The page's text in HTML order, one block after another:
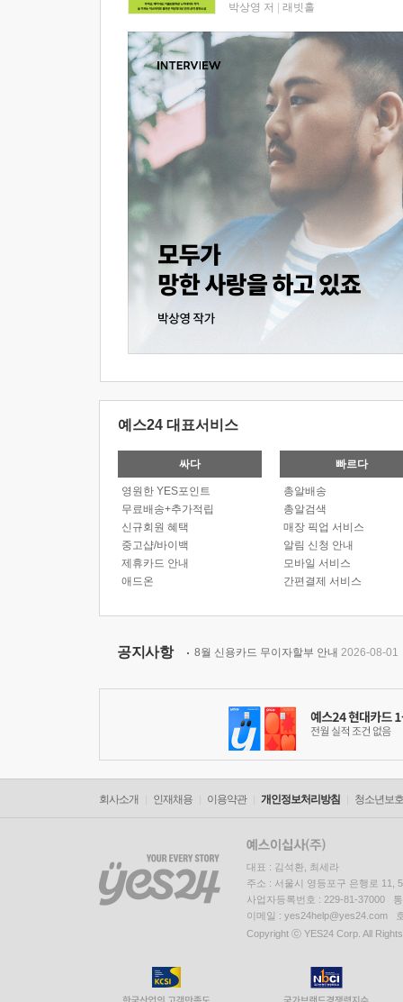
박상영 저 래빗홀
예스24 대표서비스
싸다
영원한 YES포인트
무료배송+추가적립
신규회원 혜택
중고샵/바이백
제휴카드 안내
애드온
빠르다
총알배송
총알검색
매장 픽업 서비스
알림 신청 안내
모바일 서비스
간편결제 서비스
공지사항 8월 신용카드 무이자할부 안내 2026-08-01
회사소개 인재채용 이용약관 개인정보처리방침 청소년보
대표 : 김석환, 최세라
주소 : 서울시 영등포구 은행로 11,
사업자등록번호 : 229-81-37000
이메일 : yes24help@yes24.com
Copyright ⓒ YES24 Corp. All